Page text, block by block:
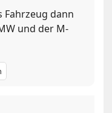
Fahrzeug dann
und der M-